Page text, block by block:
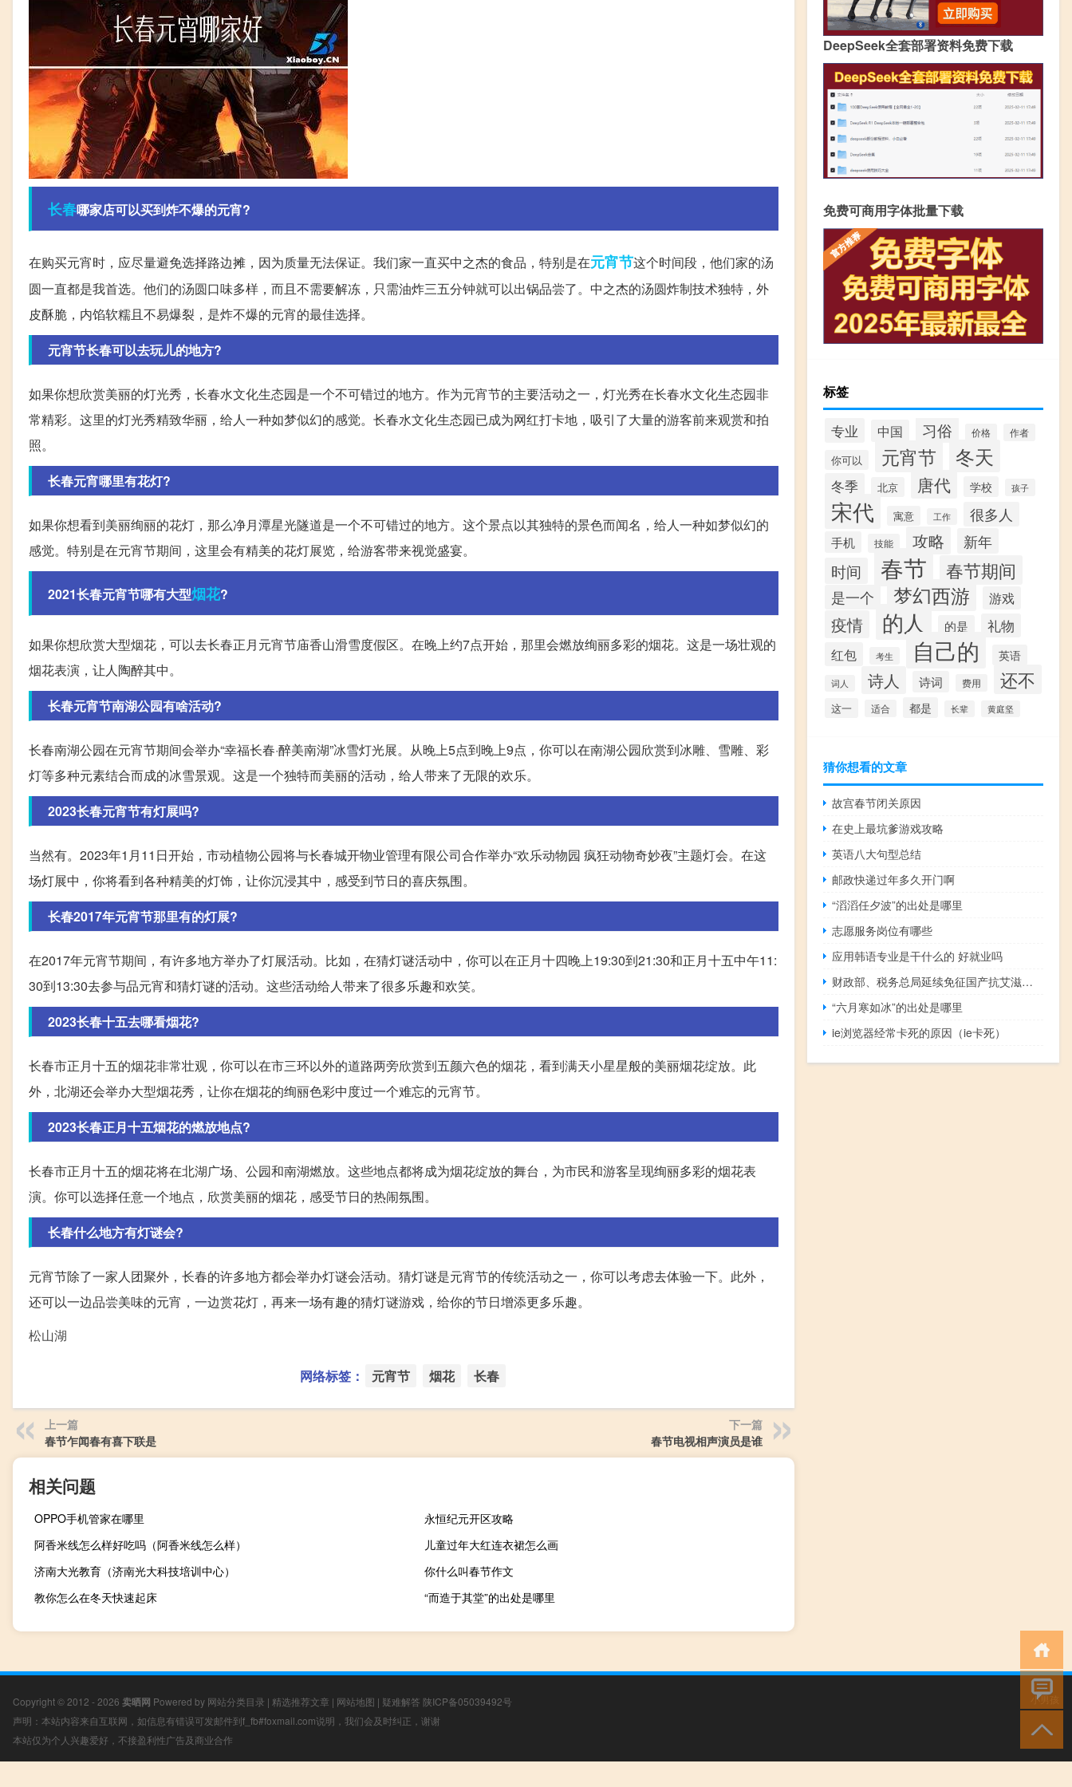
长春哪家店可以买到炸不爆的元宵?
在购买元宵时，应尽量避免选择路边摊，因为质量无法保证。我们家一直买中之杰的食品，特别是在元宵节这个时间段，他们家的汤
圆一直都是我首选。他们的汤圆口味多样，而且不需要解冻，只需油炸三五分钟就可以出锅品尝了。中之杰的汤圆炸制技术独特，外
皮酥脆，内馅软糯且不易爆裂，是炸不爆的元宵的最佳选择。
元宵节长春可以去玩儿的地方?
如果你想欣赏美丽的灯光秀，长春水文化生态园是一个不可错过的地方。作为元宵节的主要活动之一，灯光秀在长春水文化生态园非
常精彩。这里的灯光秀精致华丽，给人一种如梦似幻的感觉。长春水文化生态园已成为网红打卡地，吸引了大量的游客前来观赏和拍
照。
长春元宵哪里有花灯?
如果你想看到美丽绚丽的花灯，那么净月潭星光隧道是一个不可错过的地方。这个景点以其独特的景色而闻名，给人一种如梦似幻的
感觉。特别是在元宵节期间，这里会有精美的花灯展览，给游客带来视觉盛宴。
2021长春元宵节哪有大型烟花?
如果你想欣赏大型烟花，可以去长春正月元宵节庙香山滑雪度假区。在晚上约7点开始，那里会燃放绚丽多彩的烟花。这是一场壮观的
烟花表演，让人陶醉其中。
长春元宵节南湖公园有啥活动?
长春南湖公园在元宵节期间会举办“幸福长春·醉美南湖”冰雪灯光展。从晚上5点到晚上9点，你可以在南湖公园欣赏到冰雕、雪雕、彩
灯等多种元素结合而成的冰雪景观。这是一个独特而美丽的活动，给人带来了无限的欢乐。
2023长春元宵节有灯展吗?
当然有。2023年1月11日开始，市动植物公园将与长春城开物业管理有限公司合作举办“欢乐动物园 疯狂动物奇妙夜”主题灯会。在这
场灯展中，你将看到各种精美的灯饰，让你沉浸其中，感受到节日的喜庆氛围。
长春2017年元宵节那里有的灯展?
在2017年元宵节期间，有许多地方举办了灯展活动。比如，在猜灯谜活动中，你可以在正月十四晚上19:30到21:30和正月十五中午11:
30到13:30去参与品元宵和猜灯谜的活动。这些活动给人带来了很多乐趣和欢笑。
2023长春十五去哪看烟花?
长春市正月十五的烟花非常壮观，你可以在市三环以外的道路两旁欣赏到五颜六色的烟花，看到满天小星星般的美丽烟花绽放。此
外，北湖还会举办大型烟花秀，让你在烟花的绚丽色彩中度过一个难忘的元宵节。
2023长春正月十五烟花的燃放地点?
长春市正月十五的烟花将在北湖广场、公园和南湖燃放。这些地点都将成为烟花绽放的舞台，为市民和游客呈现绚丽多彩的烟花表
演。你可以选择任意一个地点，欣赏美丽的烟花，感受节日的热闹氛围。
长春什么地方有灯谜会?
元宵节除了一家人团聚外，长春的许多地方都会举办灯谜会活动。猜灯谜是元宵节的传统活动之一，你可以考虑去体验一下。此外，
还可以一边品尝美味的元宵，一边赏花灯，再来一场有趣的猜灯谜游戏，给你的节日增添更多乐趣。
松山湖
网络标签： 元宵节 烟花 长春
上一篇
春节乍闻春有喜下联是
下一篇
春节电视相声演员是谁
相关问题
OPPO手机管家在哪里
永恒纪元开区攻略
阿香米线怎么样好吃吗（阿香米线怎么样）
儿童过年大红连衣裙怎么画
济南大光教育（济南光大科技培训中心）
你什么叫春节作文
教你怎么在冬天快速起床
“而造于其堂”的出处是哪里
DeepSeek全套部署资料免费下载
免费可商用字体批量下载
标签
专业 中国 习俗 价格 作者
你可以 元宵节 冬天
冬季 北京 唐代 学校 孩子
宋代 寓意 工作 很多人
手机 技能 攻略 新年
时间 春节 春节期间
是一个 梦幻西游 游戏
疫情 的人 的是
礼物
红包
考生 自己的 英语
词人 诗人 诗词 费用 还不
这一 适合 都是 长辈 黄庭坚
猜你想看的文章
故宫春节闭关原因
在史上最坑爹游戏攻略
英语八大句型总结
邮政快递过年多久开门啊
“滔滔任夕波”的出处是哪里
志愿服务岗位有哪些
应用韩语专业是干什么的 好就业吗
财政部、税务总局延续免征国产抗艾滋病病毒药品增值税政策继续对国产抗艾滋病病毒药品免征生产环节和流通环节增值税
“六月寒如冰”的出处是哪里
ie浏览器经常卡死的原因（ie卡死）
Copyright © 2012 - 2026 卖晒网 Powered by 网站分类目录 | 精选推荐文章 | 网站地图 | 疑难解答 陕ICP备05039492号
声明：本站内容来自互联网，如信息有错误可发邮件到f_fb#foxmail.com说明，我们会及时纠正，谢谢
本站仅为个人兴趣爱好，不接盈利性广告及商业合作
小男孩